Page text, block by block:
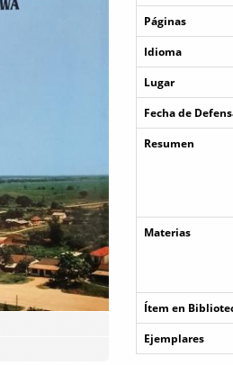
Páginas
Idioma
Lugar
Fecha de
Resumen
Materias
Ítem en
Ejemplares